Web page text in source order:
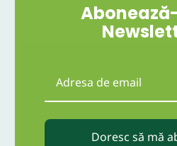
Doresc să mă